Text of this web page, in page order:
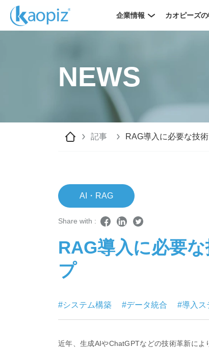
企業情報 カオピーズ
NEWS
記事 RAG導入に必要な技
AI・RAG
Share with :
RAG導入に必要
プ
#システム構築 #データ統合 #導入ス
近年、生成AIやChatGPTなどの技術革新に